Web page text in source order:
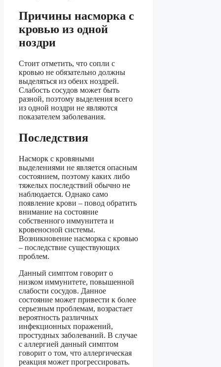
Причины насморка с
кровью из одной
ноздри
Стоит отметить, что сопли с
кровью не обязательно должны
выделяться из обеих ноздрей.
Слабость сосудов может быть
разной, поэтому выделения всего
из одной ноздри не являются
показателем заболевания.
Последствия
Насморк с кровяными
выделениями не является опасным
состоянием, поэтому каких либо
тяжелых последствий обычно не
наблюдается. Однако само
появление крови – повод обратить
внимание на состояние
собственного иммунитета и
кровеносной системы.
Возникновение насморка с кровью
– последствие существующих
проблем.
Данный симптом говорит о
низком иммунитете, повышенной
слабости сосудов. Данное
состояние может привести к более
серьезным проблемам, возрастает
вероятность различных
инфекционных поражений,
простудных заболеваний. В случае
с аллергией данный симптом
говорит о том, что аллергическая
реакция может прогрессировать.